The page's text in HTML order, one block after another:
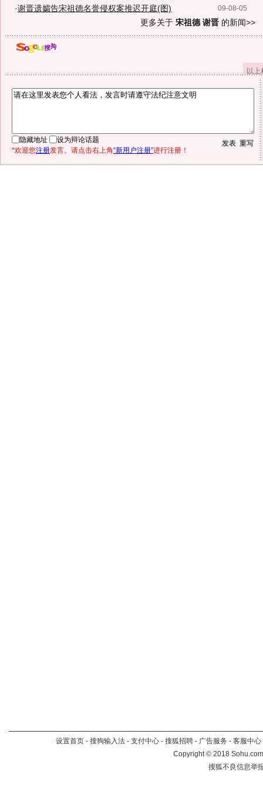
09-08-05
·谢晋遗孀告宋祖德名誉侵权案推迟开庭(图)
更多关于 宋祖德 谢晋 的新闻>>
以
隐藏地址
设为辩论话题
*欢迎您注册发言。请点击右上角“新用户注册”进行注册！
设置首页 - 搜狗输入法 - 支付中心 - 搜狐招聘 - 广告服务 - 客服中心
Copyright©2018
搜狐不良信息举